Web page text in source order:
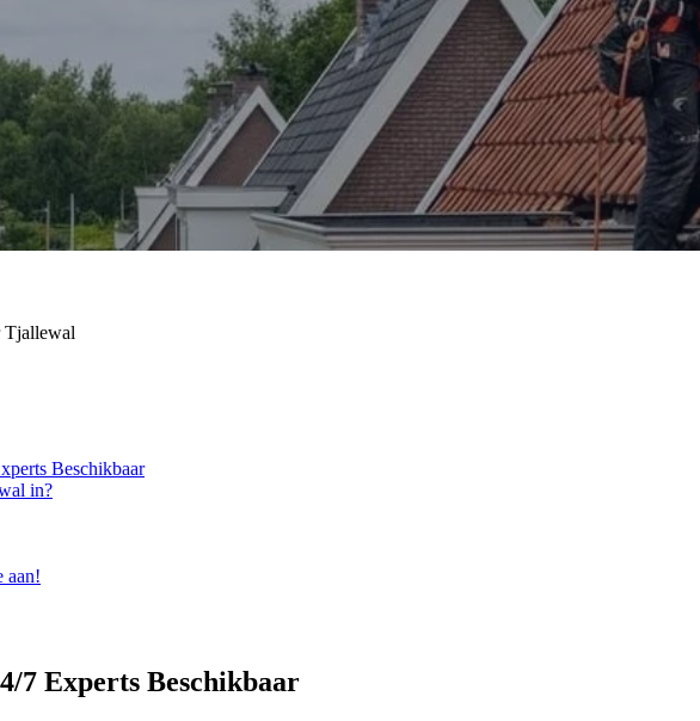
Tjallewal
Beschikbaar
in?
aan!
7 Experts Beschikbaar